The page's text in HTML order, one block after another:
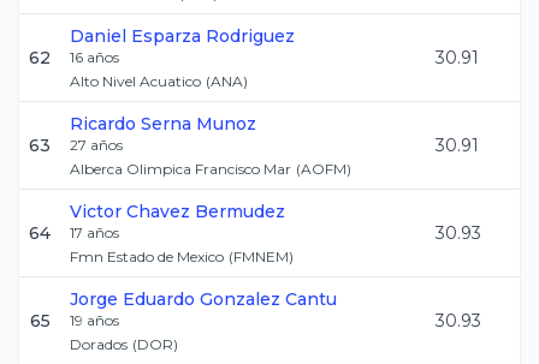
62
Daniel Esparza Rodriguez
16 años
Alto Nivel Acuatico (ANA)
30.91
63
Ricardo Serna Munoz
27 años
Alberca Olimpica Francisco Mar (AOFM)
30.91
64
Victor Chavez Bermudez
17 años
Fmn Estado de Mexico (FMNEM)
30.93
65
Jorge Eduardo Gonzalez Cantu
19 años
Dorados (DOR)
30.93